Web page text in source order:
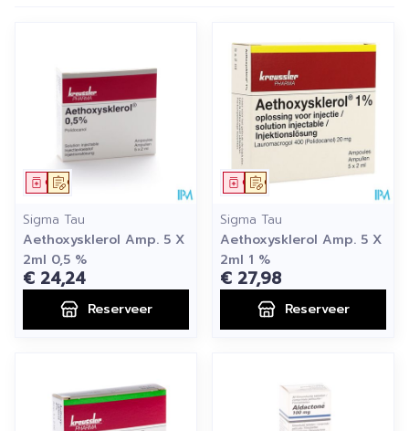
Op voorschrift
Geneesmiddel
Sigma Tau
Aethoxysklerol Amp. 5 X
2ml 0,5 %
€ 24,24
Reserveer
Op voorschrift
Geneesmiddel
Sigma Tau
Aethoxysklerol Amp. 5 X
2ml 1 %
€ 27,98
Reserveer